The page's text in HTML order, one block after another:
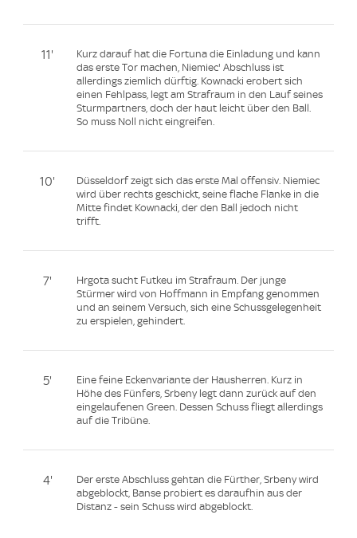
11'
Kurz darauf hat die Fortuna die Einladung und kann
das erste Tor machen, Niemiec' Abschluss ist
allerdings ziemlich dürftig. Kownacki erobert sich
einen Fehlpass, legt am Strafraum in den Lauf seines
Sturmpartners, doch der haut leicht über den Ball.
So muss Noll nicht eingreifen.
10'
Düsseldorf zeigt sich das erste Mal offensiv. Niemiec
wird über rechts geschickt, seine flache Flanke in die
Mitte findet Kownacki, der den Ball jedoch nicht
trifft.
7'
Hrgota sucht Futkeu im Strafraum. Der junge
Stürmer wird von Hoffmann in Empfang genommen
und an seinem Versuch, sich eine Schussgelegenheit
zu erspielen, gehindert.
5'
Eine feine Eckenvariante der Hausherren. Kurz in
Höhe des Fünfers, Srbeny legt dann zurück auf den
eingelaufenen Green. Dessen Schuss fliegt allerdings
auf die Tribüne.
4'
Der erste Abschluss gehtan die Fürther, Srbeny wird
abgeblockt, Banse probiert es daraufhin aus der
Distanz - sein Schuss wird abgeblockt.